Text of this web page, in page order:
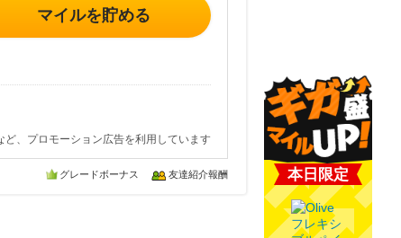
マイルを貯める
、プロモーション広告を利用しています
グレードボーナス 友達紹介報酬 本日限定